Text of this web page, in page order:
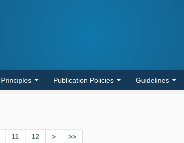
Principles Publication Policies Guidelines
11 12 > >>